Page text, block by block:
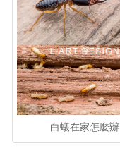
白蟻在家怎麼辦